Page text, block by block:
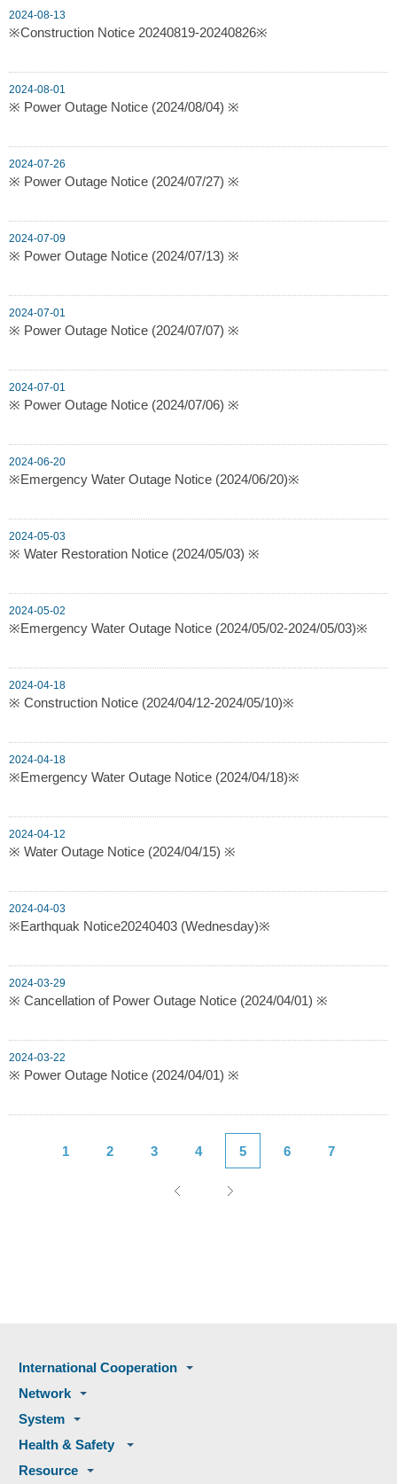
2024-08-13
※Construction Notice 20240819-20240826※
2024-08-01
※ Power Outage Notice (2024/08/04) ※
2024-07-26
※ Power Outage Notice (2024/07/27) ※
2024-07-09
※ Power Outage Notice (2024/07/13) ※
2024-07-01
※ Power Outage Notice (2024/07/07) ※
2024-07-01
※ Power Outage Notice (2024/07/06) ※
2024-06-20
※Emergency Water Outage Notice (2024/06/20)※
2024-05-03
※ Water Restoration Notice (2024/05/03) ※
2024-05-02
※Emergency Water Outage Notice (2024/05/02-2024/05/03)※
2024-04-18
※ Construction Notice (2024/04/12-2024/05/10)※
2024-04-18
※Emergency Water Outage Notice (2024/04/18)※
2024-04-12
※ Water Outage Notice (2024/04/15) ※
2024-04-03
※Earthquak Notice20240403 (Wednesday)※
2024-03-29
※ Cancellation of Power Outage Notice (2024/04/01) ※
2024-03-22
※ Power Outage Notice (2024/04/01) ※
1 2 3 4 5 6 7
International Cooperation
Network
System
Health & Safety
Resource